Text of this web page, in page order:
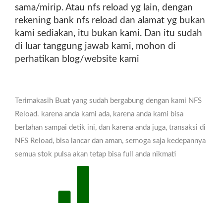
MERIAH SIMPANG TIGA
REDELONG BIREUEN
BIREUEN GAYO LUES
BLANG KEJEREN NAGAN
PIDIE SIGLI PIDIE JAYA
MEUREUDU SIMEULUE
SINABANG BANDA ACEH
LANGSA LHOKSUMAWE
sama/mirip. Atau nfs reload yg lain, dengan
rekening bank nfs reload dan alamat yg bukan
kami sediakan, itu bukan kami. Dan itu sudah
di luar tanggung jawab kami, mohon di
perhatikan blog/website kami
Terimakasih Buat yang sudah bergabung dengan kami NFS
Reload. karena anda kami ada, karena anda kami bisa
bertahan sampai detik ini, dan karena anda juga, transaksi di
NFS Reload, bisa lancar dan aman, semoga saja kedepannya
semua stok pulsa akan tetap bisa full anda nikmati